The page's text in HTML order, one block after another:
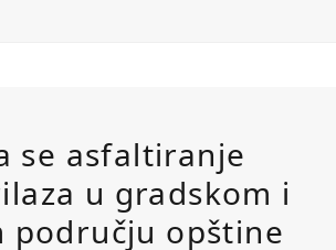
se asfaltiranje
u gradskom i
području opštine